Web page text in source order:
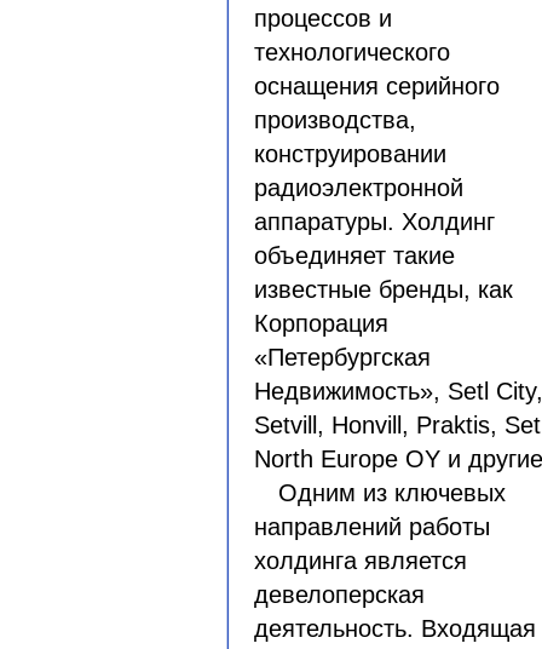
процессов и
технологического
оснащения серийного
производства,
конструировании
радиоэлектронной
аппаратуры. Холдинг
объединяет такие
известные бренды, как
Корпорация
«Петербургская
Недвижимость», Setl City,
Setvill, Honvill, Praktis,
North Europe OY и
Одним из ключевых
направлений работы
холдинга является
девелоперская
деятельность. Входящая